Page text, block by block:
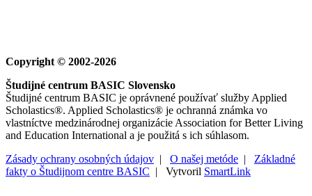
Copyright © 2002-2026
Študijné centrum BASIC Slovensko
Študijné centrum BASIC je oprávnené používať služby Applied
Scholastics®. Applied Scholastics® je ochranná známka vo
vlastníctve medzinárodnej organizácie Association for Better Living
and Education International a je použitá s ich súhlasom.
Zásady ochrany osobných údajov | O našej metóde | Základné
fakty o Študijnom centre BASIC | Vytvoril SmartLink